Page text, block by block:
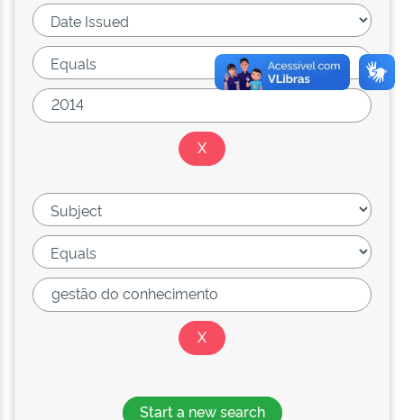
Start a new search